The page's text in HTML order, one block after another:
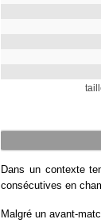
Dans un contexte
consécutives en
Malgré un avant-